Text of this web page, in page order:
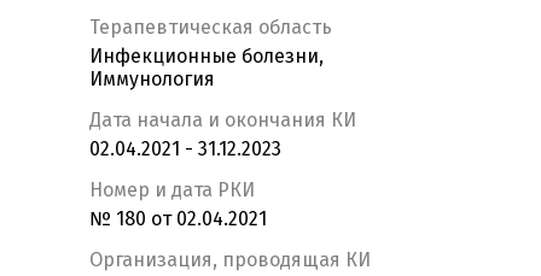
Терапевтическая область
Инфекционные болезни,
Иммунология
Дата начала и окончания КИ
02.04.2021 - 31.12.2023
Номер и дата РКИ
№ 180 от 02.04.2021
Организация, проводящая КИ